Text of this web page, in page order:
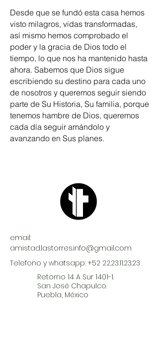
Desde que se fundó esta casa hemos
visto milagros, vidas transformadas,
así mismo hemos comprobado el
poder y la gracia de Dios todo el
tiempo, lo que nos ha mantenido hasta
ahora. Sabemos que Dios sigue
escribiendo su destino para cada uno
de nosotros y queremos seguir siendo
parte de Su Historia, Su familia, porque
tenemos hambre de Dios, queremos
cada día seguir amándolo y
avanzando en Sus planes.
email:
amistad.lastorres.info@gmail.com
Telefono y whatsapp: +52 22.23.11.23.23
Retorno 14 A Sur 1401-1.
San José Chapulco.
Puebla, México